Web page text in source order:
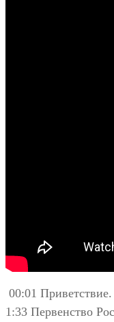
00:01 Приветствие.
1:33 Первенство